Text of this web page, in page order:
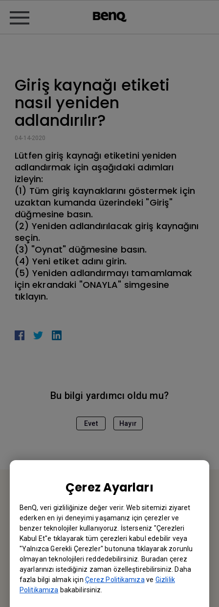
Çerez Ayarları
BenQ, veri gizliliğinize değer verir. Web sitemizi ziyaret
ederken en iyi deneyimi yaşamanız için çerezler ve
benzer teknolojiler kullanıyoruz. İsterseniz "Çerezleri
Kabul Et"e tıklayarak tüm çerezleri kabul edebilir veya
"Yalnızca Gerekli Çerezler" butonuna tıklayarak zorunlu
olmayan teknolojileri reddedebilirsiniz. Buradan çerez
ayarlarınızı istediğiniz zaman özelleştirebilirsiniz. Daha
fazla bilgi almak içinÇerez Politikamıza veGizlilik
Politikamıza bakabilirsiniz.
Giriş kaynağı etiketi
nasıl yeniden
adlandırılır?
04-14-2020
Lütfen giriş kaynağı etiketini yeniden
adlandırmak için aşağıdaki adımları
izleyin:
(1) Tüm giriş kaynaklarını göstermek için
uzaktan kumanda üzerindeki "Giriş"
düğmesine basın.
(2) Yeniden adlandırılacak giriş kaynağını
seçin.
(3) "Oynat" düğmesine basın.
(4) Yeni etiket adını girin.
(5) Yeniden adlandırmayı tamamlamak
için ekrandaki "ONAYLA" simgesine
tıklayın.
Bu bilgi yardımcı oldu mu?
Evet Hayır
BİZE ULAŞIN
Sorularınız için bizimle iletişime geçebilirsiniz.
Email Gönderin